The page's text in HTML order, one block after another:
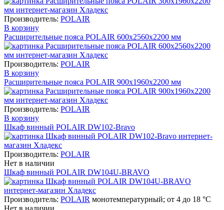
Производитель: POLAIR
В корзину
Расширительные пояса POLAIR 600х2560х2200 мм
Производитель: POLAIR
В корзину
Расширительные пояса POLAIR 900х1960х2200 мм
Производитель: POLAIR
В корзину
Шкаф винный POLAIR DW102-Bravo
Производитель: POLAIR
Нет в наличии
Шкаф винный POLAIR DW104U-BRAVO
Производитель: POLAIR монотемпературный; от 4 до 18 °C
Нет в наличии